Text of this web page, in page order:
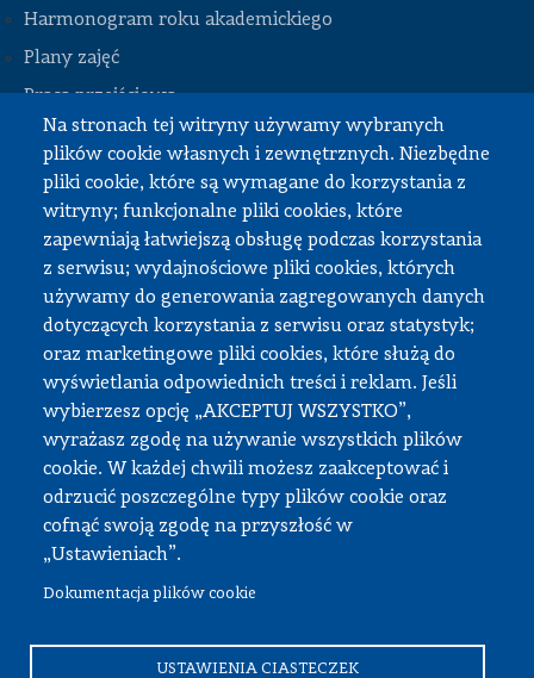
Na stronach tej witryny używamy wybranych
plików cookie własnych i zewnętrznych. Niezbędne
pliki cookie, które są wymagane do korzystania z
witryny; funkcjonalne pliki cookies, które
zapewniają łatwiejszą obsługę podczas korzystania
z serwisu; wydajnościowe pliki cookies, których
używamy do generowania zagregowanych danych
dotyczących korzystania z serwisu oraz statystyk;
oraz marketingowe pliki cookies, które służą do
wyświetlania odpowiednich treści i reklam. Jeśli
wybierzesz opcję „AKCEPTUJ WSZYSTKO”,
wyrażasz zgodę na używanie wszystkich plików
cookie. W każdej chwili możesz zaakceptować i
odrzucić poszczególne typy plików cookie oraz
cofnąć swoją zgodę na przyszłość w
„Ustawieniach”.
Dokumentacja plików cookie
USTAWIENIA CIASTECZEK
STOPKA
Harmonogram roku akademickiego
Plany zajęć
Praca przejściowa
Praca dyplomowa
Praktyki studenckie
Dokumenty do pobrania
Strefa pracownika
APD
SAP PW
Intranet
Sprawy socjalne
Repozytorium
Wydział Samochodów i Maszyn Roboczych